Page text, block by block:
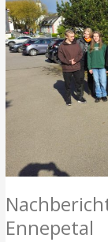
Ennepetal